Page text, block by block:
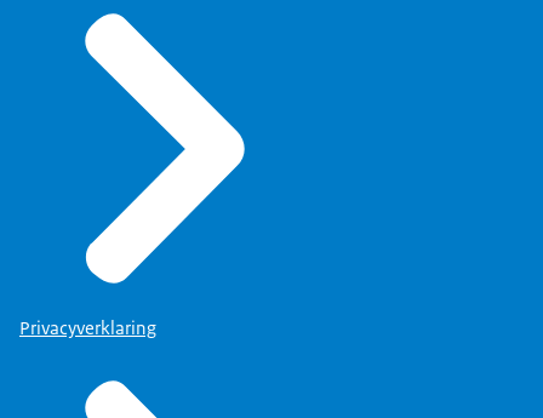
interessanter vinden dan deze. Ik heb
bij verschillende plekken, bij de NZa
waar ik toen kwam, Omdat daar
allerlei gedoe was in de relatie
tussen de NZa en het departement,
gezien hoe belangrijk het is dat
iemand in dat departement het voor
Vreselijk.
Privacyverklaring